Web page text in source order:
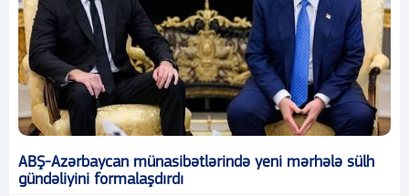
ABŞ-Azərbaycan münasibətlərində yeni mərhələ sülh
gündəliyini formalaşdırdı